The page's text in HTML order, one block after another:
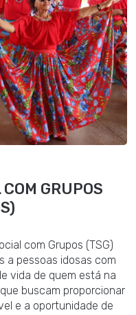
GRUPOS
com Grupos (TSG)
a pessoas idosas com
vida de quem está na
buscam proporcionar
e a oportunidade de